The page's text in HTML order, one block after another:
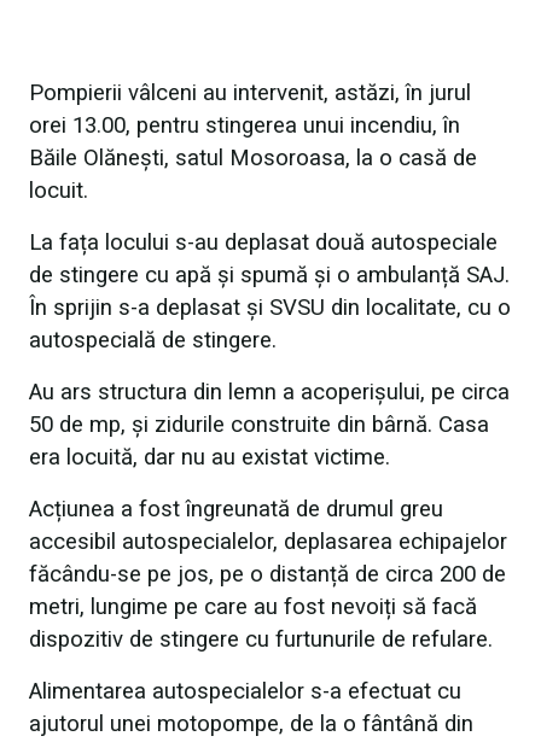
Pompierii vâlceni au intervenit, astăzi, în jurul
orei 13.00, pentru stingerea unui incendiu, în
Băile Olănești, satul Mosoroasa, la o casă de
locuit.
La fața locului s-au deplasat două autospeciale
de stingere cu apă și spumă și o ambulanță SAJ.
În sprijin s-a deplasat și SVSU din localitate, cu o
autospecială de stingere.
Au ars structura din lemn a acoperișului, pe circa
50 de mp, și zidurile construite din bârnă. Casa
era locuită, dar nu au existat victime.
Acțiunea a fost îngreunată de drumul greu
accesibil autospecialelor, deplasarea echipajelor
făcându-se pe jos, pe o distanță de circa 200 de
metri, lungime pe care au fost nevoiți să facă
dispozitiv de stingere cu furtunurile de refulare.
Alimentarea autospecialelor s-a efectuat cu
ajutorul unei motopompe, de la o fântână din